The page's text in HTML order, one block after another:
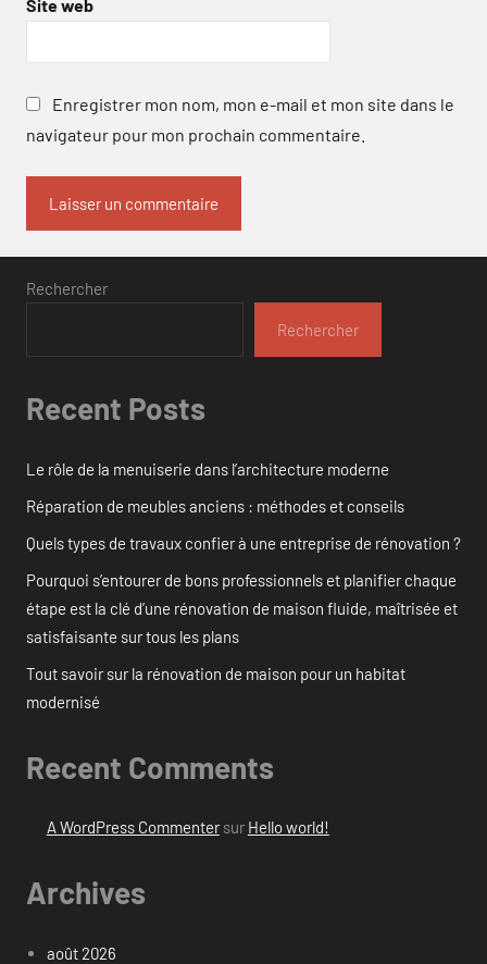
Site web
Enregistrer mon nom, mon e-mail et mon site dans le
navigateur pour mon prochain commentaire.
Rechercher
Rechercher
Recent Posts
Le rôle de la menuiserie dans l’architecture moderne
Réparation de meubles anciens : méthodes et conseils
Quels types de travaux confier à une entreprise de rénovation ?
Pourquoi s’entourer de bons professionnels et planifier chaque
étape est la clé d’une rénovation de maison fluide, maîtrisée et
satisfaisante sur tous les plans
Tout savoir sur la rénovation de maison pour un habitat
modernisé
Recent Comments
A WordPress Commentersur Hello world!
Archives
août 2026